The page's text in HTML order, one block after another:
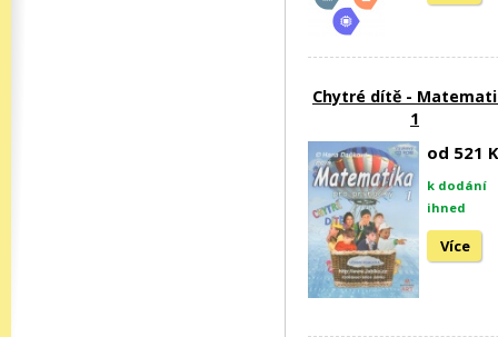
Chytré dítě -
1
od 521
k dodání
ihned
Více